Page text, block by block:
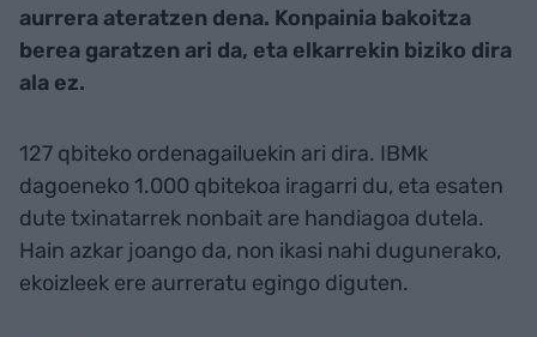
aurrera ateratzen dena. Konpainia bakoitza
berea garatzen ari da, eta elkarrekin biziko dira
ala ez.
127 qbiteko ordenagailuekin ari dira. IBMk
dagoeneko 1.000 qbitekoa iragarri du, eta esaten
dute txinatarrek nonbait are handiagoa dutela.
Hain azkar joango da, non ikasi nahi dugunerako,
ekoizleek ere aurreratu egingo diguten.